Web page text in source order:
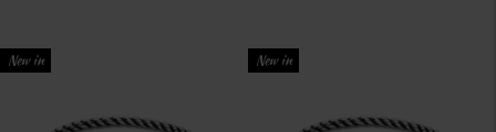
New in New in